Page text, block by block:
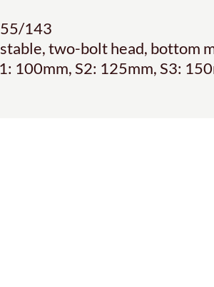
143
two-bolt head, bottom
100mm, S2: 125mm, S3: